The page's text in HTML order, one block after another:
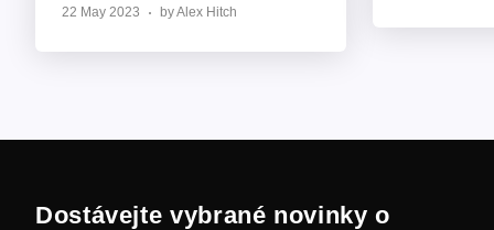
22 May 2023 by Alex Hitch
Dostávejte vybrané novinky o